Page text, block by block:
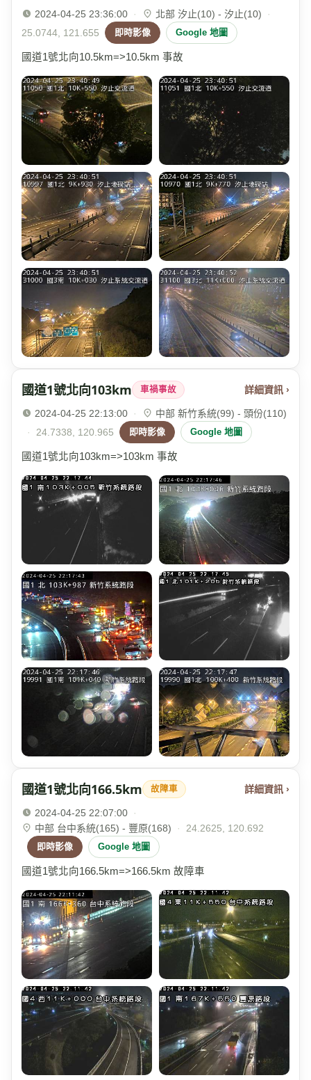
2024-04-25 23:36:00 · 北部 汐止(10) - 汐止(10)
·
25.0744, 121.655
即時影像 Google 地圖
國道1號北向10.5km=>10.5km 事故
國道1號北向103km 車禍事故 詳細資訊 ›
2024-04-25 22:13:00 ·
中部 新竹系統(99) - 頭份(110)
·
24.7338, 120.965 即時影像 Google 地圖
國道1號北向103km=>103km 事故
國道1號北向166.5km 故障車 詳細資訊 ›
2024-04-25 22:07:00
·
中部 台中系統(165) - 豐原(168)
· 24.2625, 120.692
即時影像 Google 地圖
國道1號北向166.5km=>166.5km 故障車